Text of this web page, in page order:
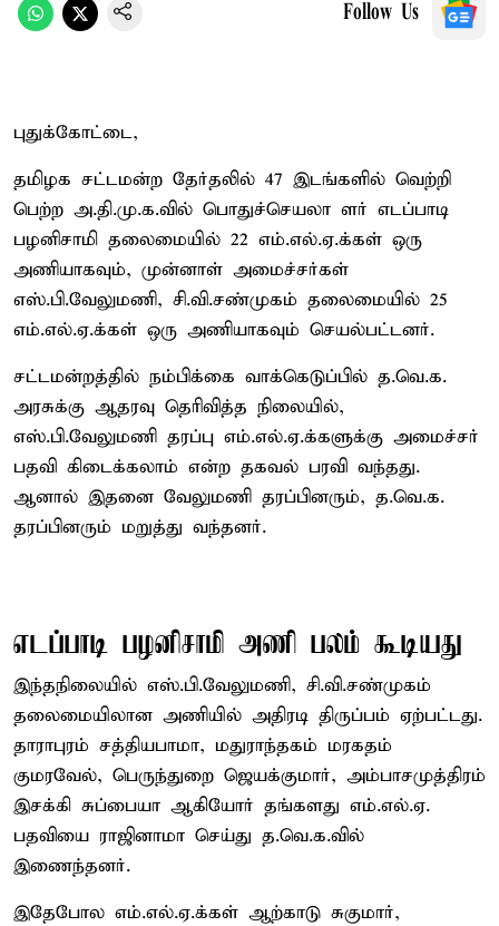
Follow Us
புதுக்கோட்டை,
தமிழக சட்டமன்ற தேர்தலில் 47 இடங்களில் வெற்றி
பெற்ற அ.தி.மு.க.வில் பொதுச்செயலா ளர் எடப்பாடி
பழனிசாமி தலைமையில் 22 எம்.எல்.ஏ.க்கள் ஒரு
அணியாகவும், முன்னாள் அமைச்சர்கள்
எஸ்.பி.வேலுமணி, சி.வி.சண்முகம் தலைமையில் 25
எம்.எல்.ஏ.க்கள் ஒரு அணியாகவும் செயல்பட்டனர்.
சட்டமன்றத்தில் நம்பிக்கை வாக்கெடுப்பில் த.வெ.க.
அரசுக்கு ஆதரவு தெரிவித்த நிலையில்,
எஸ்.பி.வேலுமணி தரப்பு எம்.எல்.ஏ.க்களுக்கு அமைச்சர்
பதவி கிடைக்கலாம் என்ற தகவல் பரவி வந்தது.
ஆனால் இதனை வேலுமணி தரப்பினரும், த.வெ.க.
தரப்பினரும் மறுத்து வந்தனர்.
எடப்பாடி பழனிசாமி அணி பலம் கூடியது
இந்தநிலையில் எஸ்.பி.வேலுமணி, சி.வி.சண்முகம்
தலைமையிலான அணியில் அதிரடி திருப்பம் ஏற்பட்டது.
தாராபுரம் சத்தியபாமா, மதுராந்தகம் மரகதம்
குமரவேல், பெருந்துறை ஜெயக்குமார், அம்பாசமுத்திரம்
இசக்கி சுப்பையா ஆகியோர் தங்களது எம்.எல்.ஏ.
பதவியை ராஜினாமா செய்து த.வெ.க.வில்
இணைந்தனர்.
இதேபோல எம்.எல்.ஏ.க்கள் ஆற்காடு சுகுமார்,